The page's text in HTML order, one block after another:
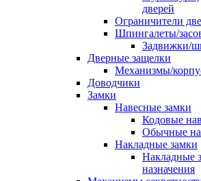
дверей
Ограничители
Шпингалеты/
Задвижки/
Дверные защелки
Механизмы/
Доводчики
Замки
Навесные замки
Кодовые
Обычные
Накладные замки
Накладные
назначения